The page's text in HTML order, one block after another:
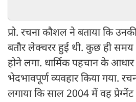
प्रो. रचना कौशल ने बताया कि
बतौर लेक्चरर हुई थी. कुछ ही
होने लगा. धार्मिक पहचान के
भेदभावपूर्ण व्यवहार किया गया.
लगाया कि साल 2004 में वह